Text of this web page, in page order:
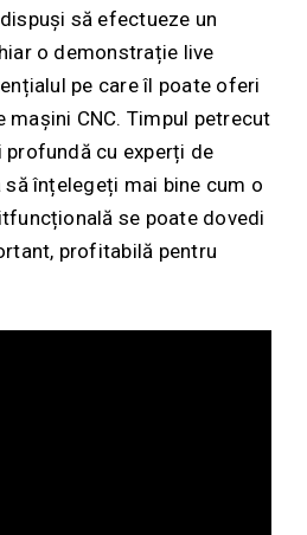
să efectueze un
o demonstrație live
pe care îl poate oferi
mașini CNC. Timpul petrecut
cu experți de
înțelegeți mai bine cum o
se poate dovedi
profitabilă pentru